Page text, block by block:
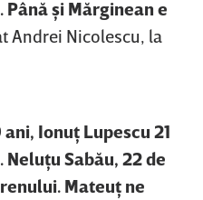
Până şi Mărginean e
Andrei Nicolescu, la
Ionuţ Lupescu 21
Neluţu Sabău, 22 de
Mateuţ ne